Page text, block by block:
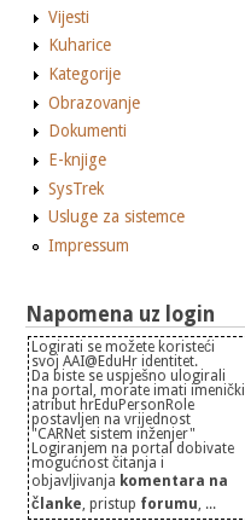
Vijesti
Kuharice
Kategorije
Obrazovanje
Dokumenti
E-knjige
SysTrek
Usluge za sistemce
Impressum
Napomena uz login
Logirati se možete koristeći
svoj AAI@EduHr identitet.
Da biste se uspješno ulogirali
na portal, morate imati imenički
atribut hrEduPersonRole
postavljen na vrijednost
"CARNet sistem inženjer"
Logiranjem na portal dobivate
mogućnost čitanja i
objavljivanja komentara na
članke, pristup forumu, ...